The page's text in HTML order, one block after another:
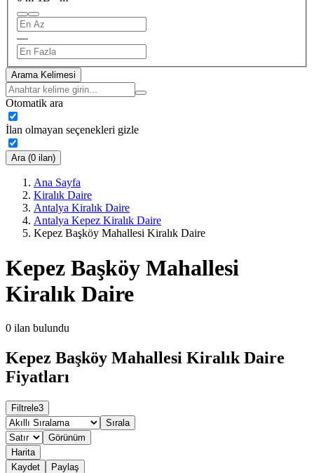
—
Arama Kelimesi
Otomatik ara
İlan olmayan seçenekleri gizle
Ara (0 ilan)
Ana Sayfa
Kiralık Daire
Antalya Kiralık Daire
Antalya Kepez Kiralık Daire
Kepez Başköy Mahallesi Kiralık Daire
Kepez Başköy Mahallesi
Kiralık Daire
0 ilan bulundu
Kepez Başköy Mahallesi Kiralık Daire
Fiyatları
Filtrele3
Sırala
Görünüm
Harita
Kaydet
Paylaş